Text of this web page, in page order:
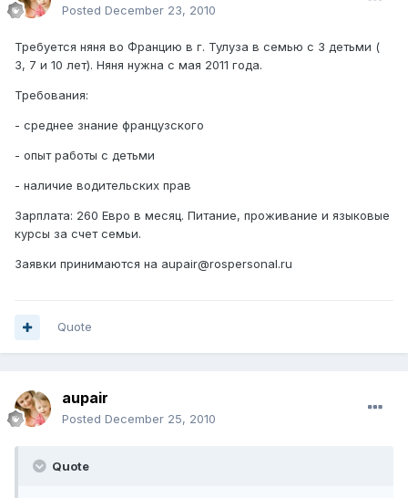
Posted December 23, 2010
Требуется няня во Францию в г. Тулуза в семью с 3 детьми (
3, 7 и 10 лет). Няня нужна с мая 2011 года.
Требования:
- среднее знание французского
- опыт работы с детьми
- наличие водительских прав
Зарплата: 260 Евро в месяц. Питание, проживание и языковые
курсы за счет семьи.
Заявки принимаются на aupair@rospersonal.ru
Quote
aupair
Posted December 25, 2010
Quote